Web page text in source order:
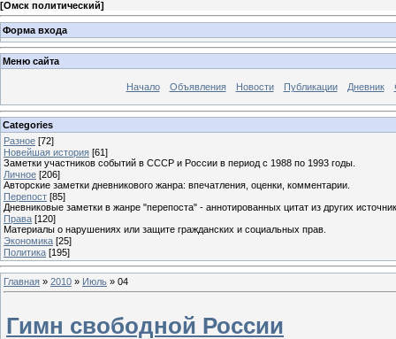
[Омск политический]
Форма входа
Меню сайта
Начало Объявления Новости Публикации Дневник
Categories
Разное [72]
Новейшая история [61]
Заметки участников событий в СССР и России в период с 1988 по 1993 годы.
Личное [206]
Авторские заметки дневникового жанра: впечатления, оценки, комментарии.
Перепост [85]
Дневниковые заметки в жанре "перепоста" - аннотированных цитат из других
Права [120]
Материалы о нарушениях или защите гражданских и социальных прав.
Экономика [25]
Политика [195]
Главная » 2010 » Июль » 04
Гимн свободной России